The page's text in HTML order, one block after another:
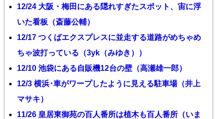
12/24 大阪・梅田にある隠れすぎたスポット、宙に浮
いた看板（斎藤公輔）
12/17 つくばエクスプレスに並走する道路がめちゃめ
ちゃ波打っている（3yk（みゆき））
12/10 池袋にある自販機12台の壁（高瀬雄一郎）
12/3 横浜･車がワープしたように見える駐車場（井上
マサキ）
11/26 皇居東御苑の百人番所は植木も百人番所（いま